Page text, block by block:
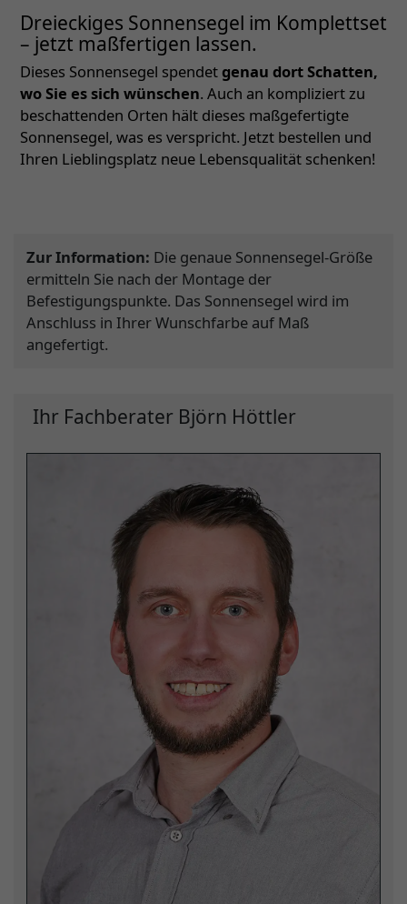
Dreieckiges Sonnensegel im Komplettset
– jetzt maßfertigen lassen.
Dieses Sonnensegel spendet genau dort Schatten,
wo Sie es sich wünschen. Auch an kompliziert zu
beschattenden Orten hält dieses maßgefertigte
Sonnensegel, was es verspricht. Jetzt bestellen und
Ihren Lieblingsplatz neue Lebensqualität schenken!
Zur Information: Die genaue Sonnensegel-Größe
ermitteln Sie nach der Montage der
Befestigungspunkte. Das Sonnensegel wird im
Anschluss in Ihrer Wunschfarbe auf Maß
angefertigt.
Ihr Fachberater Björn Höttler